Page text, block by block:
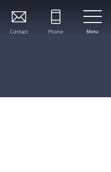
Contact Phone Menu